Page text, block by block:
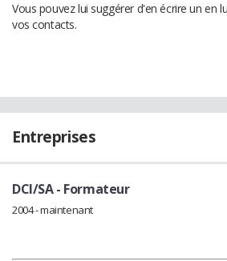
Vous pouvez lui suggérer d'en écrire un en
vos contacts.
Entreprises
DCI/SA- Formateur
2004 - maintenant